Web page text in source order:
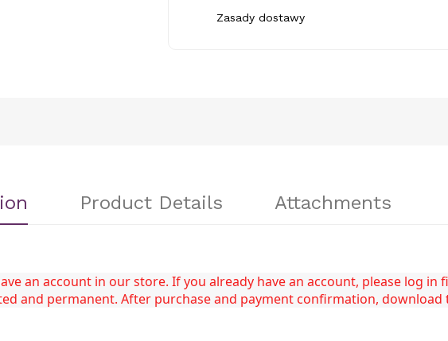
Zasady dostawy
Product Details Attachments
an account in our store. If you already have an account, please log in
and permanent. After purchase and payment confirmation,